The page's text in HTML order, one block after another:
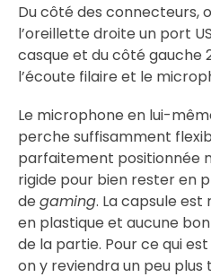
Du côté des connecteurs,
l’oreillette droite un port
casque et du côté gauche
l’écoute filaire et le
Le microphone en lui-
perche suffisamment
parfaitement positionnée
rigide pour bien rester en
de gaming. La capsule est
en plastique et aucune
de la partie. Pour ce qui
on y reviendra un peu plus